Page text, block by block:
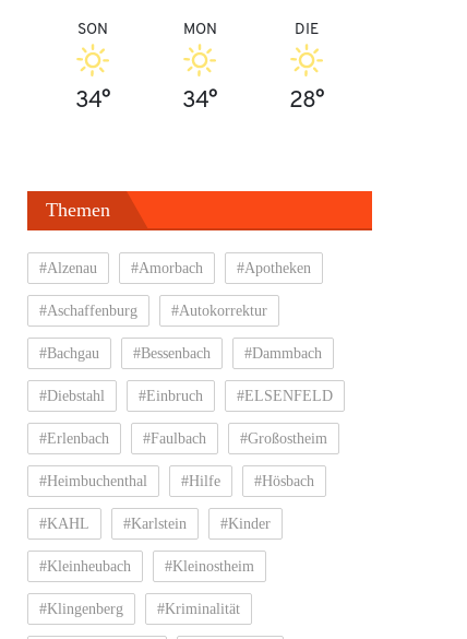
SON
34°
MON
34°
DIE
28°
Themen
#Alzenau #Amorbach #Apotheken
#Aschaffenburg #Autokorrektur
#Bachgau #Bessenbach #Dammbach
#Diebstahl #Einbruch #ELSENFELD
#Erlenbach #Faulbach #Großostheim
#Heimbuchenthal #Hilfe #Hösbach
#KAHL #Karlstein #Kinder
#Kleinheubach #Kleinostheim
#Klingenberg #Kriminalität